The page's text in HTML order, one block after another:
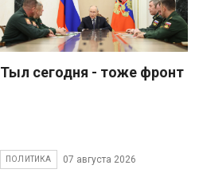
Тыл сегодня - тоже фронт
ПОЛИТИКА 07 августа 2026